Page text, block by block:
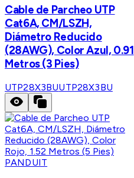
Cable de Parcheo UTP
Cat6A, CM/LSZH,
Diámetro Reducido
(28AWG), Color Azul, 0.91
Metros (3 Pies)
UTP28X3BUUTP28X3BU
PANDUIT